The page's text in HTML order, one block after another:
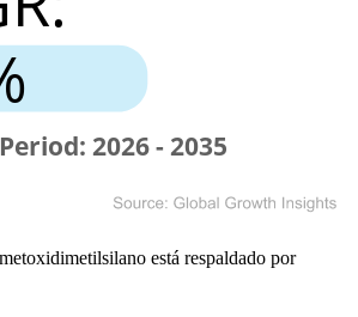
está respaldado por